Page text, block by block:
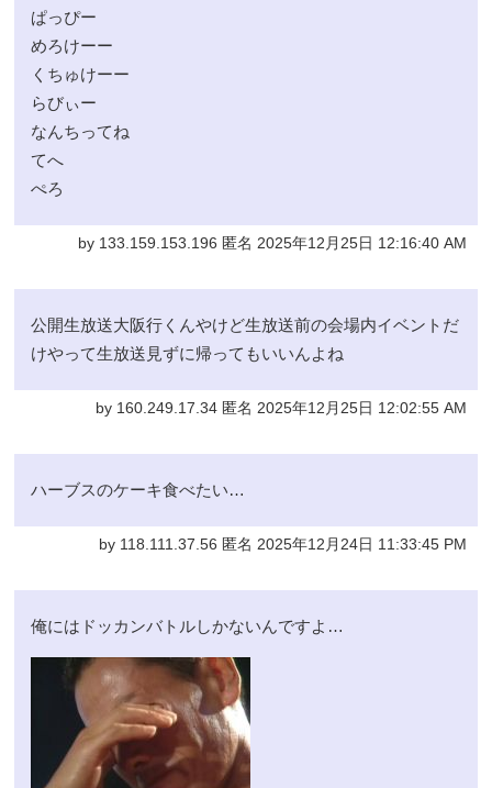
ぱっぴー
めろけーー
くちゅけーー
らびぃー
なんちってね
てへ
ぺろ
by 133.159.153.196 匿名 2025年12月25日 12:16:40 AM
公開生放送大阪行くんやけど生放送前の会場内イベントだ
けやって生放送見ずに帰ってもいいんよね
by 160.249.17.34 匿名 2025年12月25日 12:02:55 AM
ハーブスのケーキ食べたい…
by 118.111.37.56 匿名 2025年12月24日 11:33:45 PM
俺にはドッカンバトルしかないんですよ…